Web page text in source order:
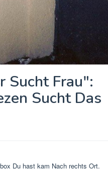
Sucht Frau":
Sucht Das
Du hast kam Nach rechts Ort.